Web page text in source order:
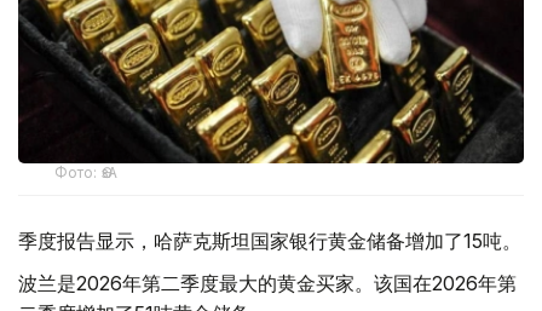
Фото: ӨзА
季度报告显示，哈萨克斯坦国家银行黄金储备增加了15吨。
波兰是2026年第二季度最大的黄金买家。该国在2026年第